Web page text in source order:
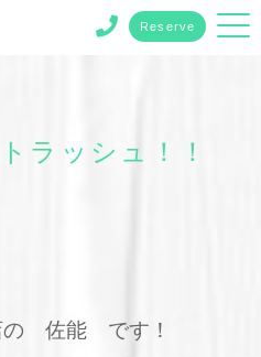
Reserve
ラッシュ！！
の 佐能 です！